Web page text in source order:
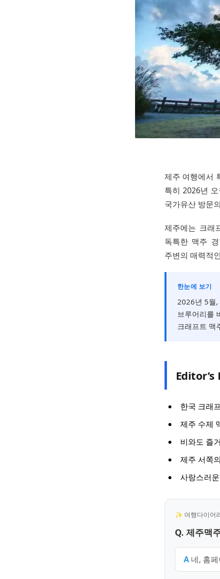
제주 여행에서
특히 2026년
국가유산 방문
제주에는 크래
독특한 맥주
주변의 매력적
한눈에 보기
2026년 5월,
브루어리를
크래프트 맥
Editor’s
한국 크래
제주 수제
비와도 즐
제주 서쪽
사랑스러
✨ 여행다이어
Q. 제주맥
A 네, 홈